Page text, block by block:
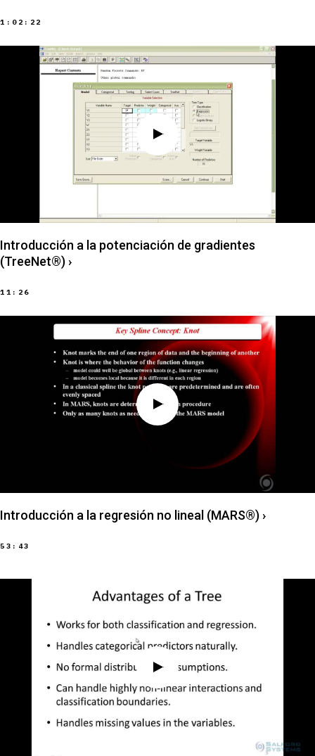
1:02:22
Introducción a la potenciación de gradientes
(TreeNet®) ›
11:26
Introducción a la regresión no lineal (MARS®) ›
53:43